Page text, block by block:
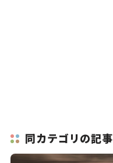
同カテゴリの記事